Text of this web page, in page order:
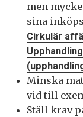
men
sina
Cirkulär
Minska
vid till
Ställ krav